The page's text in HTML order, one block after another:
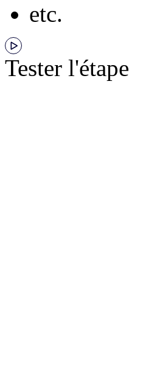
etc.
Tester l'étape